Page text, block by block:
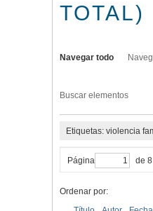
TOTAL)
Navegar todo
Buscar elementos
Etiquetas: violencia
Página de 8
Ordenar por: